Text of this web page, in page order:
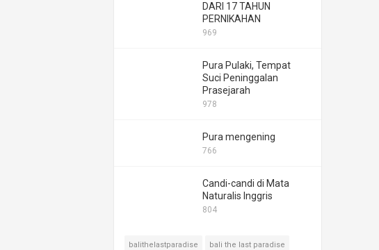
DARI 17 TAHUN
PERNIKAHAN
969
Pura Pulaki, Tempat
Suci Peninggalan
Prasejarah
978
Pura mengening
766
Candi-candi di Mata
Naturalis Inggris
804
balithelastparadise bali the last paradise